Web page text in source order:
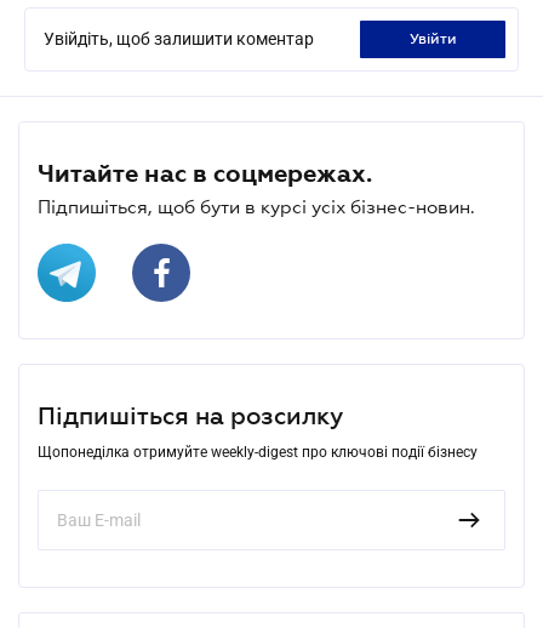
Увійдіть, щоб залишити коментар увійти
Читайте нас в соцмережах.
Підпишіться, щоб бути в курсі усіх бізнес-новин.
Підпишіться на розсилку
Щопонеділка отримуйте weekly-digest про ключові події бізнесу